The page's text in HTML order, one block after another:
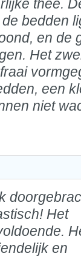
thee.
bedden
en de
Het
een
niet
Het
en